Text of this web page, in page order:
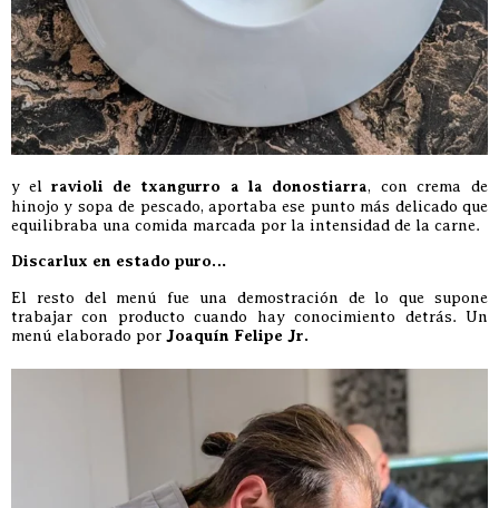
y el ravioli de txangurro a la donostiarra, con crema de
hinojo y sopa de pescado, aportaba ese punto más delicado que
equilibraba una comida marcada por la intensidad de la carne.
Discarlux en estado puro…
El resto del menú fue una demostración de lo que supone
trabajar con producto cuando hay conocimiento detrás. Un
menú elaborado por Joaquín Felipe Jr.